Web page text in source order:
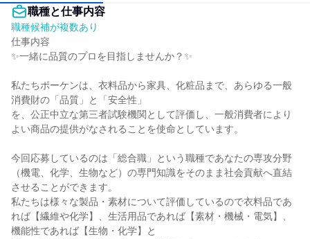
職種と仕事内容
職種候補が複数あり
仕事内容
✨一緒に品質のプロを目指しませんか？✨
私たちボーケンは、衣料品から家具、化粧品まで、あらゆる一般
消費財の「品質」と「安全性」
を、公正中立な第三者試験機関として評価し、一般消費者により
よい商品の提供がなされることを使命としています。
今回応募しているのは「総合職」という職種であなたの専攻分野
（機電、化学、生物など）の専門知識をそのまま社会貢献へ直結
させることができます。
私たちは様々な製品・素材について評価しているので衣料品であ
れば【繊維や化学】、生活用品であれば【素材・機械・電気】、
機能性であれば【生物・化学】と